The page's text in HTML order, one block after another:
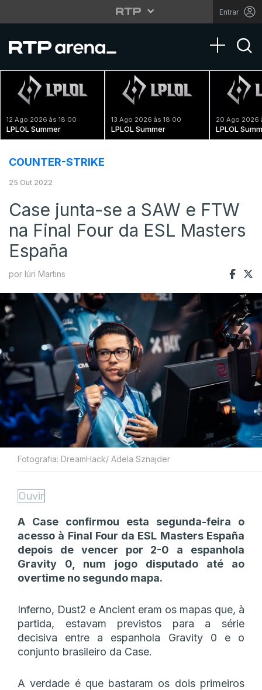
Entrar
Toggle
12 Ago 2026 às 18:00
LPLOL Summer
13 Ago 2026 às 18:00
LPLOL Summer
20 Ago 2026
LPLOL
COUNTER-STRIKE
25 Out 2022
Case junta-se a SAW e FTW
na Final Four da ESL Masters
España
por Iúri Martins
Fotografia: DreamHack/ Adela Sznajder
Ouvir
A Case confirmou esta segunda-feira o
acesso à Final Four da ESL Masters España
depois de vencer por 2-0 a espanhola
Gravity 0, num jogo disputado até ao
overtime no segundo mapa.
Inferno, Dust2 e Ancient eram os mapas que, à
partida, estavam previstos para a série
decisiva entre a espanhola Gravity 0 e o
conjunto brasileiro da Case.
A verdade é que bastaram os dois primeiros